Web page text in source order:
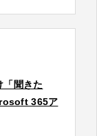
聞きた
365ア